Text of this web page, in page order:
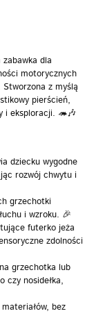
dla
motorycznych
z myślą
pierścień,
i eksploracji. 🦔🎶
dziecku wygodne
rozwój chwytu i
grzechotki
i wzroku. 🎉
futerko jeża
zdolności
grzechotka lub
czy nosidełka,
bez